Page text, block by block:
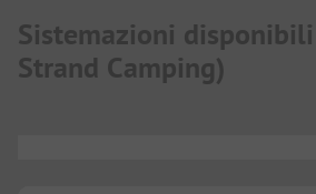
Sistemazioni disponibili
Strand Camping)